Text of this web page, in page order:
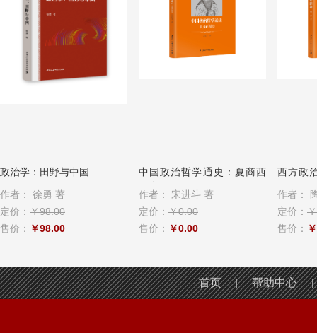
中国政治哲学通史：夏商西
作者：
宋进斗 著
定价： ￥0.00
售价： ￥0.00
西方政治哲学通史：古希腊
作者：
陶涛 著
定价： ￥158.00
售价： ￥158.00
西方政
作者：
定价：
售价：
首页 | 帮助中心 |